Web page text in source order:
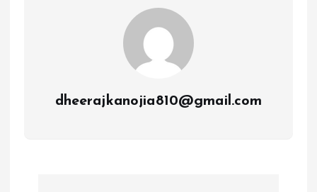
dheerajkanojia810@gmail.com